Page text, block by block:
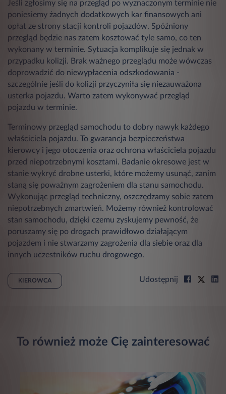
Jeśli zgłosimy się na przegląd po wyznaczonym terminie nie
poniesiemy żadnych dodatkowych kar finansowych ani
opłat ze strony stacji kontroli pojazdów. Spóźniony
przegląd będzie nas zatem kosztować tyle samo, co ten
wykonany w terminie. Sytuacja komplikuje się jednak w
przypadku kolizji. Brak ważnego przeglądu może wówczas
doprowadzić do niewypłacenia odszkodowania -
szczególnie jeśli do kolizji przyczyniła się niezauważona
usterka pojazdu. Warto zatem wykonywać przegląd
pojazdu w terminie.
Terminowy przegląd samochodu to dobry nawyk każdego
właściciela pojazdu. To gwarancja bezpieczeństwa
kierowcy i jego otoczenia oraz ochrona właściciela pojazdu
przed niepotrzebnymi kosztami. Badanie okresowe jest w
stanie wykryć drobne usterki, które możemy usunąć, zanim
staną się poważnym zagrożeniem dla stanu samochodu.
Wykonując przegląd techniczny, oszczędzamy sobie zatem
niepotrzebnych zmartwień. Możemy również kontrolować
stan samochodu, dzięki czemu zyskujemy pewność, że
poruszamy się po drogach prawidłowo działającym
pojazdem i nie stwarzamy zagrożenia dla siebie oraz dla
innych uczestników ruchu drogowego.
KIEROWCA Udostępnij
To również może Cię zainteresować